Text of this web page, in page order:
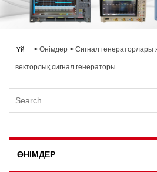
Үй > Өнімдер > Сигнал генераторлары
векторлық сигнал генераторы
ӨНІМДЕР